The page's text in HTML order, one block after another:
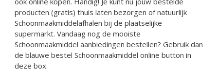
producten (gratis) thuis laten bezorgen of natuurlijk
Schoonmaakmiddelafhalen bij de plaatselijke
supermarkt. Vandaag nog de mooiste
Schoonmaakmiddel aanbiedingen bestellen? Gebruik dan
de blauwe bestel Schoonmaakmiddel online button in
deze box.